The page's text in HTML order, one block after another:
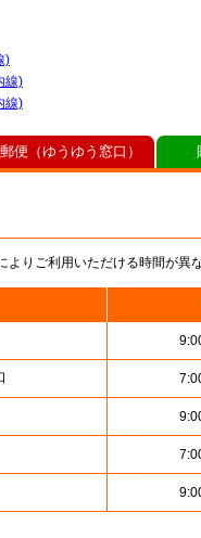
)
線)
線)
りご利用いただける時間が異
郵便（ゆうゆう窓口）